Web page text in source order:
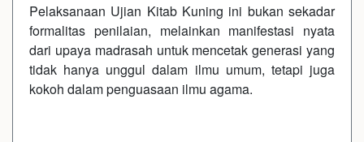
Pelaksanaan Ujian Kitab Kuning ini bukan sekadar
formalitas penilaian, melainkan manifestasi nyata
dari upaya madrasah untuk mencetak generasi yang
tidak hanya unggul dalam ilmu umum, tetapi juga
kokoh dalam penguasaan ilmu agama.